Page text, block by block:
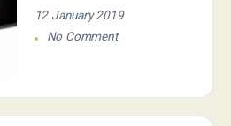
12 January 2019
No Comment